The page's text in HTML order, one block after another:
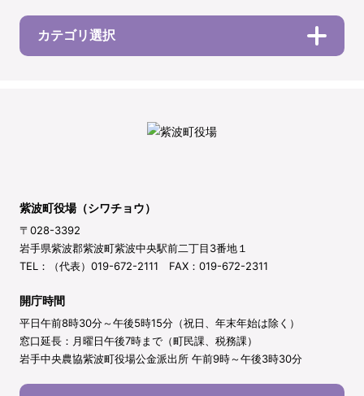
カテゴリ選択
紫波町役場（シワチョウ）
〒028-3392
岩手県紫波郡紫波町紫波中央駅前二丁目3番地１
TEL：（代表）019-672-2111 FAX：019-672-2311
開庁時間
平日午前8時30分～午後5時15分（祝日、年末年始は除く）
窓口延長：月曜日午後7時まで（町民課、税務課）
岩手中央農協紫波町役場公金派出所 午前9時～午後3時30分